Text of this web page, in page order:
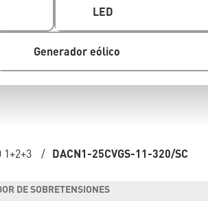
LED
Generador eólico
1+2+3 / DACN1-25CVGS-11-320/SC
DE SOBRETENSIONES